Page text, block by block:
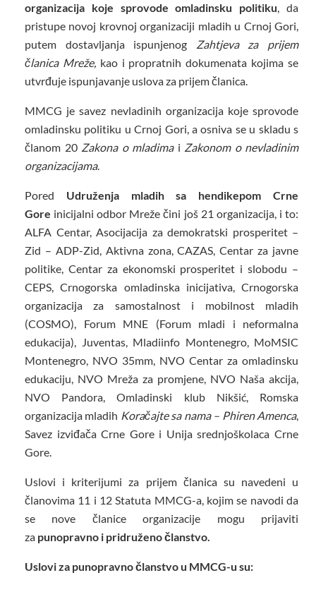
organizacija koje sprovode omladinsku politiku, da
pristupe novoj krovnoj organizaciji mladih u Crnoj Gori,
putem dostavljanja ispunjenog Zahtjeva za prijem
članica Mreže,kao i propratnih dokumenata kojima se
utvrđuje ispunjavanje uslova za prijem članica.
MMCG je savez nevladinih organizacija koje sprovode
omladinsku politiku u Crnoj Gori, a osniva se u skladu s
članom 20 Zakona o mladimai Zakonom o nevladinim
organizacijama.
Pored Udruženja mladih sa hendikepom Crne
Gore inicijalni odbor Mreže čini još 21 organizacija, i to:
ALFA Centar, Asocijacija za demokratski prosperitet –
Zid – ADP-Zid, Aktivna zona, CAZAS, Centar za javne
politike, Centar za ekonomski prosperitet i slobodu –
CEPS, Crnogorska omladinska inicijativa, Crnogorska
organizacija za samostalnost i mobilnost mladih
(COSMO), Forum MNE (Forum mladi i neformalna
edukacija), Juventas, Mladiinfo Montenegro, MoMSIC
Montenegro, NVO 35mm, NVO Centar za omladinsku
edukaciju, NVO Mreža za promjene, NVO Naša akcija,
NVO Pandora, Omladinski klub Nikšić, Romska
organizacija mladih Koračajte sa nama – Phiren Amenca,
Savez izviđača Crne Gore i Unija srednjoškolaca Crne
Gore.
Uslovi i kriterijumi za prijem članica su navedeni u
članovima 11 i 12 Statuta MMCG-a, kojim se navodi da
se nove članice organizacije mogu prijaviti
za punopravno i pridruženo članstvo.
Uslovi za punopravno članstvo u MMCG-u su: